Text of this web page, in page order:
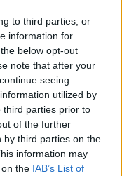
to third parties, or
information for
below opt-out
note that after your
seeing
utilized by
third parties prior to
of the further
by third parties on the
information may
the IAB’s List of
10 kilometer
Søndag
klassisk,
to VM-
VM, som
til 9. februar.